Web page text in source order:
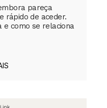
pareça
rápido de aceder.
e como se relaciona